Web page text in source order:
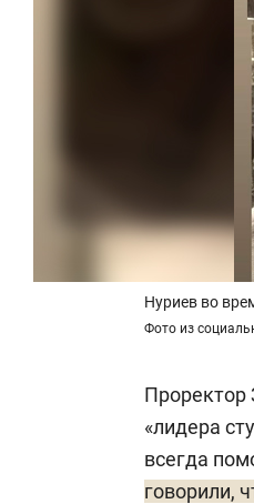
Нуриев во
Фото из
Проректор
«лидера
всегда
говорили,